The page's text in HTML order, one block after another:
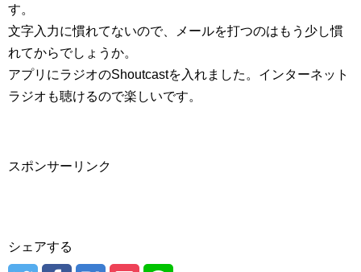
す。
文字入力に慣れてないので、メールを打つのはもう少し慣
れてからでしょうか。
アプリにラジオのShoutcastを入れました。インターネット
ラジオも聴けるので楽しいです。
スポンサーリンク
シェアする